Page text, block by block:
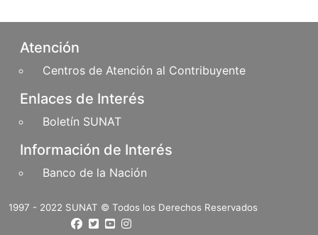
Pie de página
Atención
Centros de Atención al Contribuyente
Enlaces de Interés
Boletín SUNAT
Información de Interés
Banco de la Nación
1997 - 2022 SUNAT © Todos los Derechos Reservados